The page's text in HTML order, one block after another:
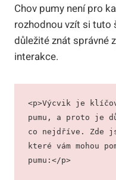
Chov pumy není pro
rozhodnou vzít si tuto
důležité znát správné
interakce.
<p>Výcvik je
pumu, a proto je
co nejdříve. Zde
které vám mohou
pumu:</p>